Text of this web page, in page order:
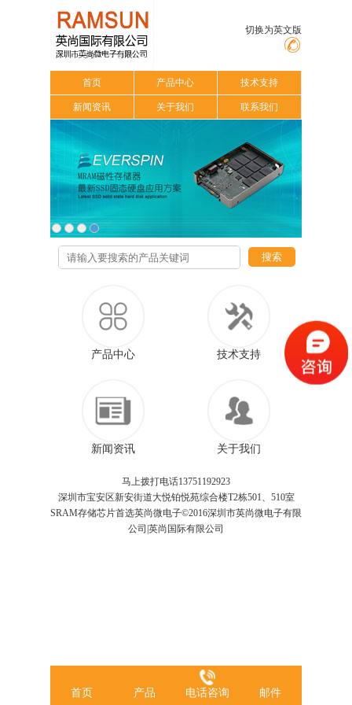
切换为英文版
首页 产品中心 技术支持
新闻资讯 关于我们 联系我们
搜索
产品中心 技术支持
新闻资讯 关于我们
马上拨打电话13751192923
深圳市宝安区新安街道大悦铂悦苑综合楼T2栋501、510室
SRAM存储芯片首选英尚微电子©2016深圳市英尚微电子有限
公司|英尚国际有限公司
首页 产品 电话咨询 邮件